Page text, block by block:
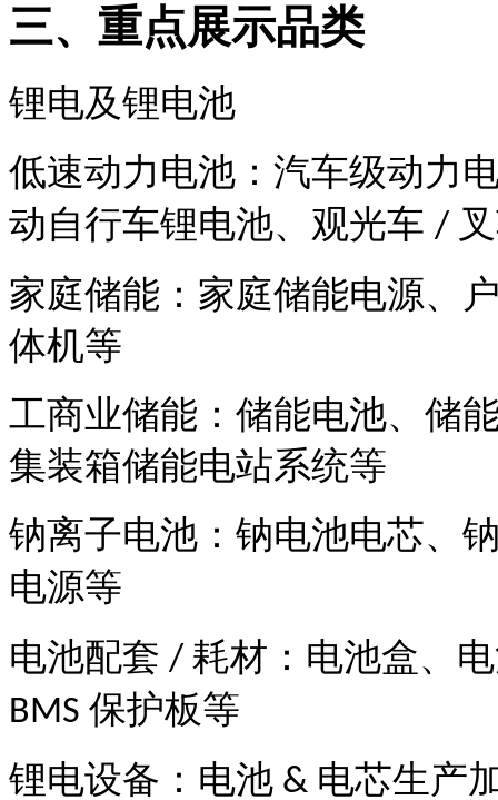
三、重点展示品类
锂电及锂电池
低速动力电池：汽车级动力
动自行车锂电池、观光车 /
家庭储能：家庭储能电源、
体机等
工商业储能：储能电池、储
集装箱储能电站系统等
钠离子电池：钠电池电芯、
电源等
电池配套 / 耗材：电池盒、
BMS 保护板等
锂电设备：电池 & 电芯生产